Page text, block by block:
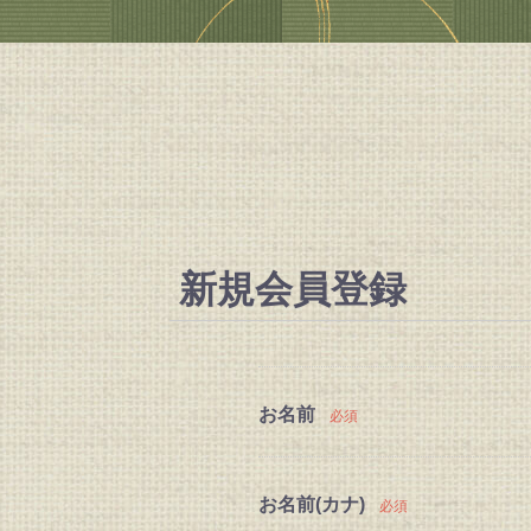
新規会員登録
お名前 必須
お名前(カナ) 必須